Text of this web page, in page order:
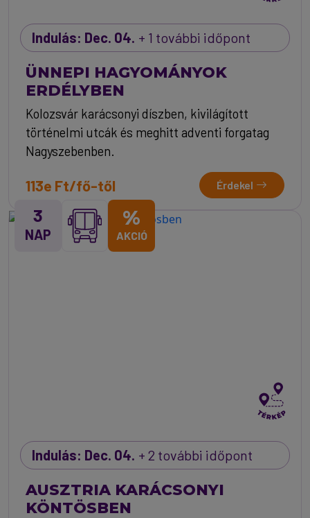
Indulás: Dec. 04. + 1 további időpont
ÜNNEPI HAGYOMÁNYOK
ERDÉLYBEN
Kolozsvár karácsonyi díszben, kivilágított
történelmi utcák és meghitt adventi forgatag
Nagyszebenben.
113e Ft/fő-től Érdekel
3
NAP
%
AKCIÓ
Indulás: Dec. 04. + 2 további időpont
AUSZTRIA KARÁCSONYI
KÖNTÖSBEN